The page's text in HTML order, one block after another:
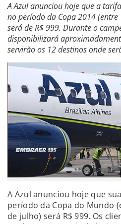
A Azul anunciou hoje que a
no período da Copa 2014
será de R$ 999. Durante o
disponibilizará
servirão os 12 destinos onde
A Azul anunciou hoje que
período da Copa do Mundo
de julho) será R$ 999. Os